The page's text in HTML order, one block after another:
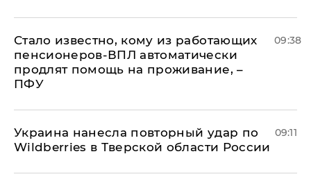
Стало известно, кому из работающих
пенсионеров-ВПЛ автоматически
продлят помощь на проживание, –
ПФУ
09:38
Украина нанесла повторный удар по
Wildberries в Тверской области России
09:11